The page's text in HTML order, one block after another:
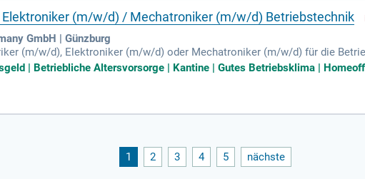
(m/w/d) / Mechatroniker (m/w/d) Betriebstechnik
GmbH | Günzburg
(m/w/d), Elektroniker (m/w/d) oder Mechatroniker (m/w/d) für die
in einem Produktionsbetrieb sind von Vorteil. Sie sollten vertiefte
Ihren Aufgaben gehören die Fehlersuche, Dokumentation sowie die
ein attraktives Arbeitsumfeld im 2-Schichtsystem.
| Betriebliche Altersvorsorge | Kantine | Gutes Betriebsklima |
1 2 3 4 5 nächste